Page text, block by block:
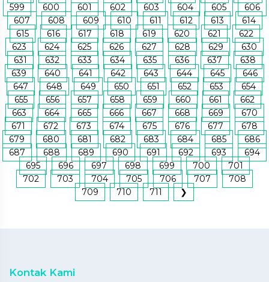
599
600 601 602 603 604 605
606
607
608 609 610 611 612 613
614
615
616 617 618 619 620 621
622
623
624 625 626 627 628 629
630
631
632 633 634 635 636 637
638
639
640 641 642 643 644 645
646
647
648 649 650 651 652 653
654
655
656 657 658 659 660 661
662
663
664 665 666 667 668 669
670
671
672 673 674 675 676 677
678
679
680 681 682 683 684 685
686
687
688 689 690 691 692 693
694
695
696 697 698 699 700
701
702
703 704 705 706 707
708
709
710 711 ❯
Kontak Kami